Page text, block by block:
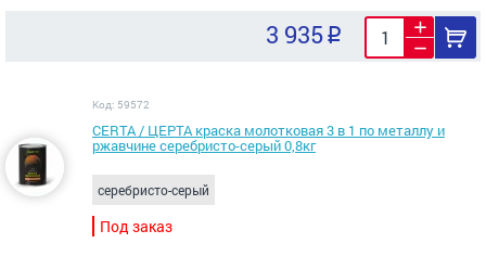
3 935
Код: 59572
CERTA / ЦЕРТА краска молотковая 3 в 1 по металлу и
ржавчине серебристо-серый 0,8кг
серебристо-серый
Под заказ